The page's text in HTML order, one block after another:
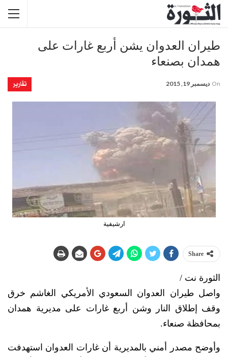
طيران العدوان يشن أربع غارات على
همدان بصنعاء
تقارير On ديسمبر 19, 2015
ارشيفية
Share
الثورة نت /
واصل طيران العدوان السعودي الأمريكي الغاشم خرق
وقف إطلاق النار وشن أربع غارات على مديرية همدان
بمحافظة صنعاء.
وأوضح مصدر أمني بالمديرية أن غارات العدوان استهدفت